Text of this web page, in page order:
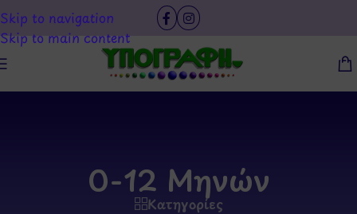
Skip to navigation
Skip to main content
0-12 Μηνών
Κατηγορίες